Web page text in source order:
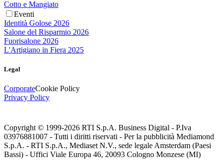
Cotto e Mangiato
Eventi
Identità Golose 2026
Salone del Risparmio 2026
Fuorisalone 2026
L'Artigiano in Fiera 2025
Legal
CorporateCookie Policy
Privacy Policy
Copyright © 1999-2026 RTI S.p.A. Business Digital - P.Iva
03976881007 - Tutti i diritti riservati - Per la pubblicità Mediamond
S.p.A. - RTI S.p.A., Mediaset N.V., sede legale Amsterdam (Paesi
Bassi) - Uffici Viale Europa 46, 20093 Cologno Monzese (MI)